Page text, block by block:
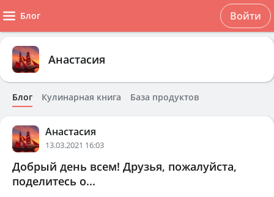
Блог Войти
Анастасия
Блог Кулинарная книга База продуктов
Анастасия
13.03.2021 16:03
Добрый день всем! Друзья, пожалуйста,
поделитесь о...